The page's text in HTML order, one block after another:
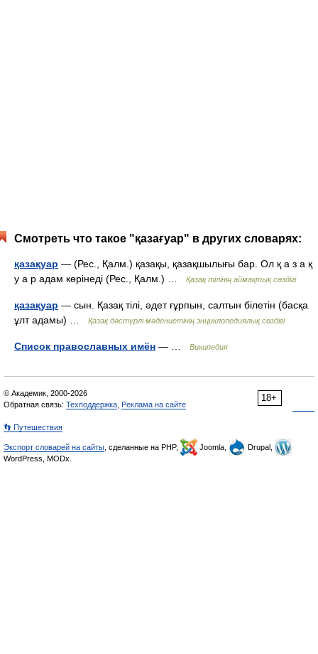
Смотреть что такое "қазағуар" в других словарях:
қазақуар — (Рес., Қалм.) қазақы, қазақшылығы бар. Ол қ а з а қ
у а р адам көрінеді (Рес., Қалм.) …
Қазақ тілінің аймақтық сөздігі
қазақуар — сын. Қазақ тілі, әдет ғұрпын, салтын білетін (басқа
ұлт адамы) …
Қазақ дәстүрлі мәдениетінің энциклопедиялық сөздігі
Список православных имён — … Википедия
18+
© Академик, 2000-2026
Обратная связь: Техподдержка Реклама на сайте
👣 Путешествия
Экспорт словарей на сайты , сделанные на PHP, Joomla,
Drupal,
WordPress, MODx.